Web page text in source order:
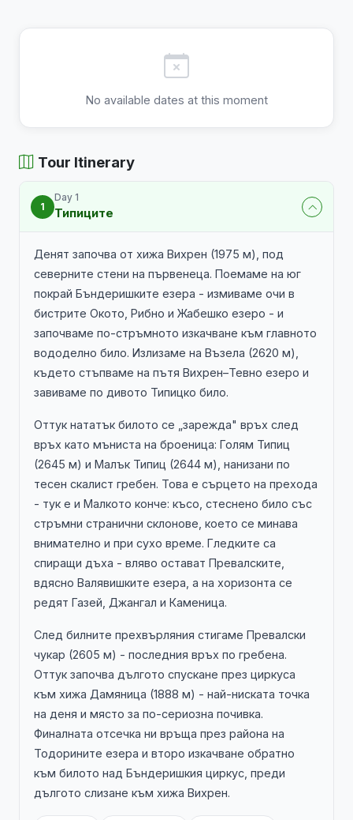
No available dates at this moment
Tour Itinerary
1
Day 1
Типиците
Денят започва от хижа Вихрен (1975 м), под
северните стени на първенеца. Поемаме на юг
покрай Бъндеришките езера - измиваме очи в
бистрите Окото, Рибно и Жабешко езеро - и
започваме по-стръмното изкачване към главното
вододелно било. Излизаме на Възела (2620 м),
където стъпваме на пътя Вихрен–Тевно езеро и
завиваме по дивото Типицко било.
Оттук нататък билото се „зарежда" връх след
връх като мъниста на броеница: Голям Типиц
(2645 м) и Малък Типиц (2644 м), нанизани по
тесен скалист гребен. Това е сърцето на прехода
- тук е и Малкото конче: късо, стеснено било със
стръмни странични склонове, което се минава
внимателно и при сухо време. Гледките са
спиращи дъха - вляво остават Превалските,
вдясно Валявишките езера, а на хоризонта се
редят Газей, Джангал и Каменица.
След билните прехвърляния стигаме Превалски
чукар (2605 м) - последния връх по гребена.
Оттук започва дългото спускане през циркуса
към хижа Дамяница (1888 м) - най-ниската точка
на деня и място за по-сериозна почивка.
Финалната отсечка ни връща през района на
Тодорините езера и второ изкачване обратно
към билото над Бъндеришкия циркус, преди
дългото слизане към хижа Вихрен.